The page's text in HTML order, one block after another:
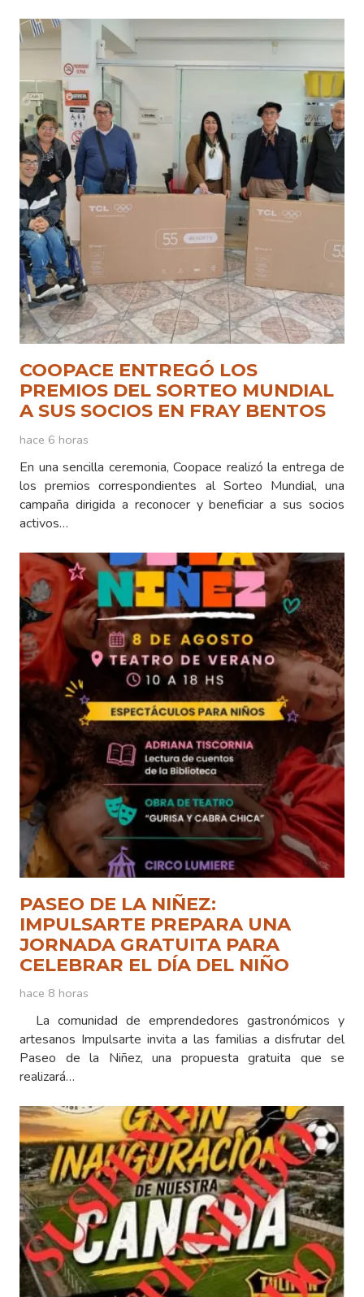
COOPACE ENTREGÓ LOS
PREMIOS DEL SORTEO MUNDIAL
A SUS SOCIOS EN FRAY BENTOS
hace 6 horas
En una sencilla ceremonia, Coopace realizó la entrega de
los premios correspondientes al Sorteo Mundial, una
campaña dirigida a reconocer y beneficiar a sus socios
activos…
PASEO DE LA NIÑEZ:
IMPULSARTE PREPARA UNA
JORNADA GRATUITA PARA
CELEBRAR EL DÍA DEL NIÑO
hace 8 horas
La comunidad de emprendedores gastronómicos y
artesanos Impulsarte invita a las familias a disfrutar del
Paseo de la Niñez, una propuesta gratuita que se
realizará…